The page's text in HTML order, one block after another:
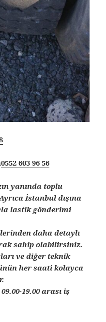
0552 603 96 56
yanında toplu
İstanbul dışına
lastik gönderimi
daha detaylı
sahip olabilirsiniz.
ve diğer teknik
her saati kolayca
19.00 arası iş